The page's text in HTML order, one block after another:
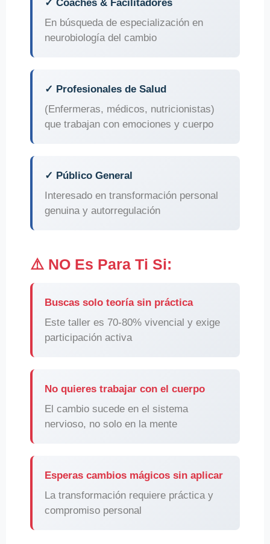
✓ Coaches & Facilitadores
En búsqueda de especialización en
neurobiología del cambio
✓ Profesionales de Salud
(Enfermeras, médicos, nutricionistas)
que trabajan con emociones y cuerpo
✓ Público General
Interesado en transformación personal
genuina y autorregulación
⚠️ NO Es Para Ti Si:
Buscas solo teoría sin práctica
Este taller es 70-80% vivencial y exige
participación activa
No quieres trabajar con el cuerpo
El cambio sucede en el sistema
nervioso, no solo en la mente
Esperas cambios mágicos sin aplicar
La transformación requiere práctica y
compromiso personal